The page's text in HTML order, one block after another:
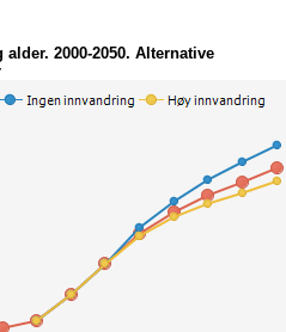
2000-2050. Alternative